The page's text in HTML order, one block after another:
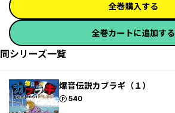
全巻購入する
全巻カートに追加する
同シリーズ一覧
爆音伝説カブラギ（１）
540
ポイント